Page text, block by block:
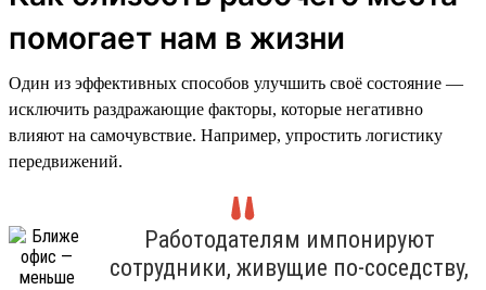
помогает нам в жизни
Один из эффективных способов улучшить своё состояние —
исключить раздражающие факторы, которые негативно
влияют на самочувствие. Например, упростить логистику
передвижений.
Работодателям импонируют
сотрудники, живущие по-соседству,